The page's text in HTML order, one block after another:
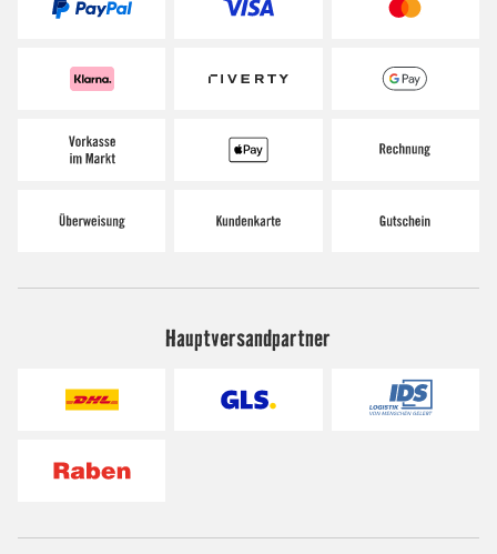
Hauptversandpartner